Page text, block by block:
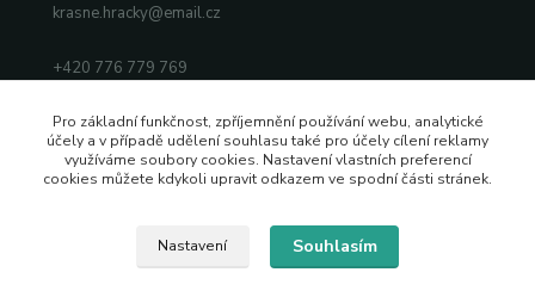
krasne.hracky@email.cz
+420 776 779 769
Facebook
Instagram
Pro základní funkčnost, zpříjemnění používání webu, analytické
účely a v případě udělení souhlasu také pro účely cílení reklamy
využíváme soubory cookies. Nastavení vlastních preferencí
cookies můžete kdykoli upravit odkazem ve spodní části stránek.
Nastavení Souhlasím